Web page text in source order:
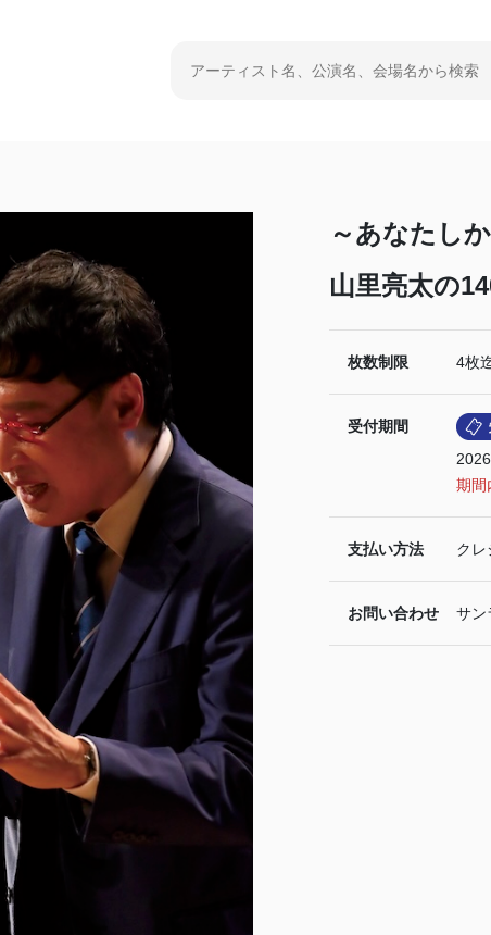
～あなたし
山里亮太の
枚数制限 4枚
受付期間
期間
支払い方法 クレ
お問い合わせ サ